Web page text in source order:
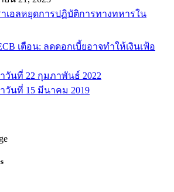
เอลหยุดการปฏิบัติการทางทหารใน
เตือน: ลดดอกเบี้ยอาจทำให้เงินเฟ้อ
วันที่ 22 กุมภาพันธ์ 2022
วันที่ 15 มีนาคม 2019